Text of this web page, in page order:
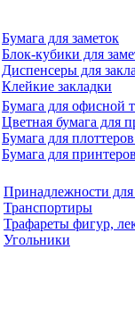
Бумага для заметок
Блок-кубики для
Диспенсеры для
Клейкие закладки
Бумага для офисной
Цветная бумага для
Бумага для
Бумага для
Принадлежности для
Транспортиры
Трафареты фигур,
Угольники